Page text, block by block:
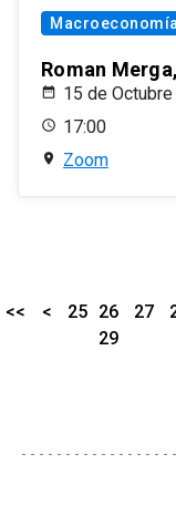
Macroeconomía
Roman
15 de
17:00
Zoom
<< < 25 26 27
29